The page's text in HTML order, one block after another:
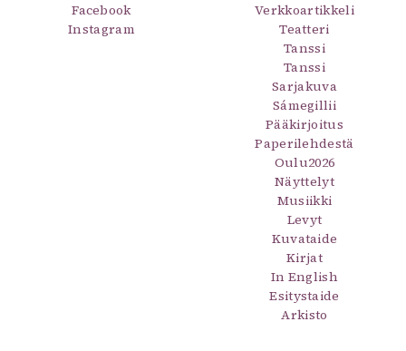
Facebook
Instagram
Verkkoartikkeli
Teatteri
Tanssi
Tanssi
Sarjakuva
Sámegillii
Pääkirjoitus
Paperilehdestä
Oulu2026
Näyttelyt
Musiikki
Levyt
Kuvataide
Kirjat
In English
Esitystaide
Arkisto